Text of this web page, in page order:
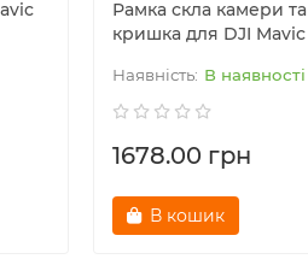
Рамка скла камери
кришка для DJI Mavic
В наявності
1678.00 грн
В кошик